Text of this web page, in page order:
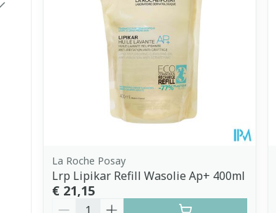
La Roche Posay
Lrp Lipikar Refill Wasolie Ap+ 400ml
€ 21,15
Aantal